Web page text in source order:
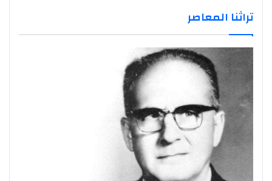
تراثنا المعاصر